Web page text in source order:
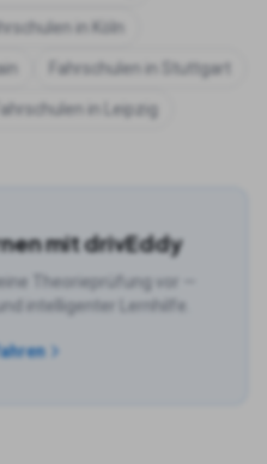
in Köln
Fahrschulen in Stuttgart
Fahrschulen in Leipzig
mit drivEddy
Theorieprüfung vor —
intelligenter Lernhilfe.